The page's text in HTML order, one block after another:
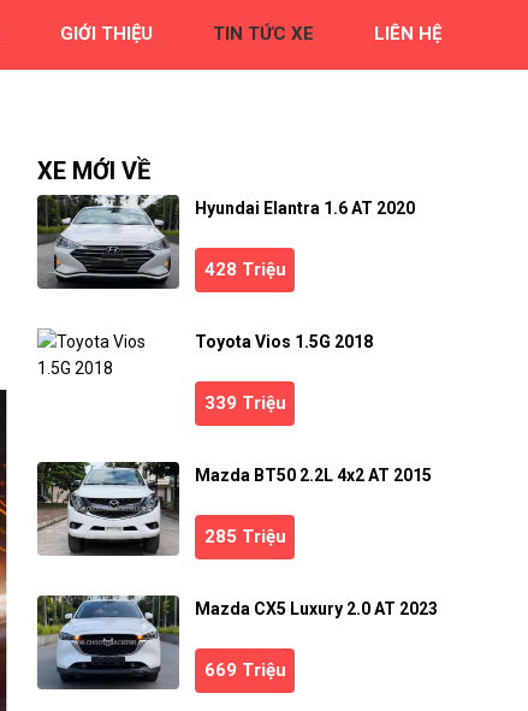
GIỚI THIỆU TIN TỨC XE LIÊN HỆ
XE MỚI VỀ
Hyundai Elantra 1.6 AT 2020
428 Triệu
Toyota Vios 1.5G 2018
339 Triệu
Mazda BT50 2.2L 4x2 AT 2015
285 Triệu
Mazda CX5 Luxury 2.0 AT 2023
669 Triệu